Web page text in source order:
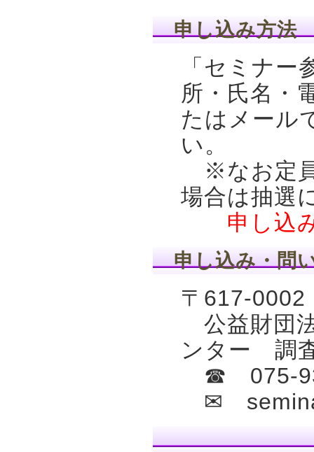
申し込み方法
「セミナ
所・氏名・
たはメール
い。
※なお定員
場合は抽選
申し込み
申し込み・問
〒617-
公益財団
ンター 調
☎ 075-
✉